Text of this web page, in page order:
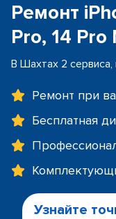
Ремонт
Pro, 14
В Шахтах 2 сервиса,
Ремонт при
Бесплатная
Узнайте